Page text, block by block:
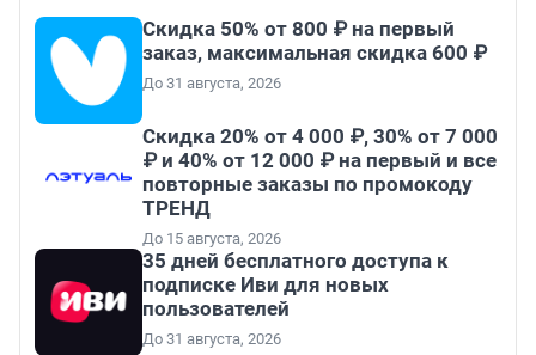
Скидка 50% от 800 ₽ на первый
заказ, максимальная скидка 600 ₽
До 31 августа, 2026
Скидка 20% от 4 000 ₽, 30% от 7 000
₽ и 40% от 12 000 ₽ на первый и все
повторные заказы по промокоду
ТРЕНД
До 15 августа, 2026
35 дней бесплатного доступа к
подписке Иви для новых
пользователей
До 31 августа, 2026